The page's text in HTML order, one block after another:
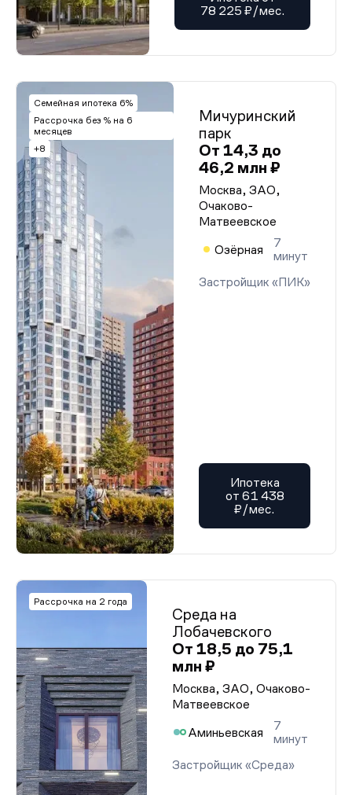
78 225 ₽/мес.
Семейная ипотека 6%
Рассрочка без % на 6
месяцев
+8
Мичуринский
парк
От 14,3 до
46,2 млн ₽
Москва, ЗАО,
Очаково-
Матвеевское
Озёрная
7
минут
Застройщик «ПИК»
Ипотека
от 61 438
₽/мес.
Рассрочка на 2 года
Среда на
Лобачевского
От 18,5 до 75,1
млн ₽
Москва, ЗАО, Очаково-
Матвеевское
Аминьевская
7
минут
Застройщик «Среда»